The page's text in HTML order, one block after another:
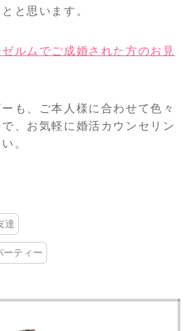
と思います。
ルムでご成婚された方のお見
も、ご本人様に合わせて色々
、お気軽に婚活カウンセリン
。
達
ーティー